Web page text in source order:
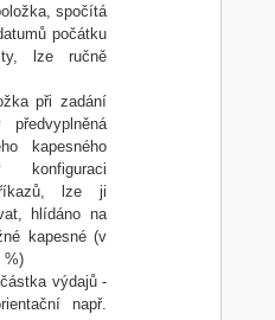
spočítá
počátku
lze ručně
při zadání
kapesného
konfiguraci
lze ji
hlídáno na
kapesné (v
%)
výdajů -
např.